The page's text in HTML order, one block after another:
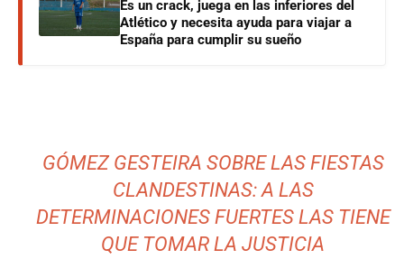
Es un crack, juega en las inferiores del
Atlético y necesita ayuda para viajar a
España para cumplir su sueño
GÓMEZ GESTEIRA SOBRE LAS FIESTAS
CLANDESTINAS: A LAS
DETERMINACIONES FUERTES LAS TIENE
QUE TOMAR LA JUSTICIA